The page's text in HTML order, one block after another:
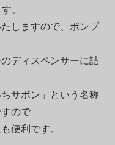
。
しますので、ポンプ
ディスペンサーに詰
サボン」という名称
ので
便利です。